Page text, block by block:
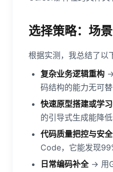
选择策略：场
根据实测，我总结了以
复杂业务逻辑重构
码结构的能力无可
快速原型搭建或学
的引导式生成能降
代码质量把控与安
Code，它能发现
日常编码补全→ 用